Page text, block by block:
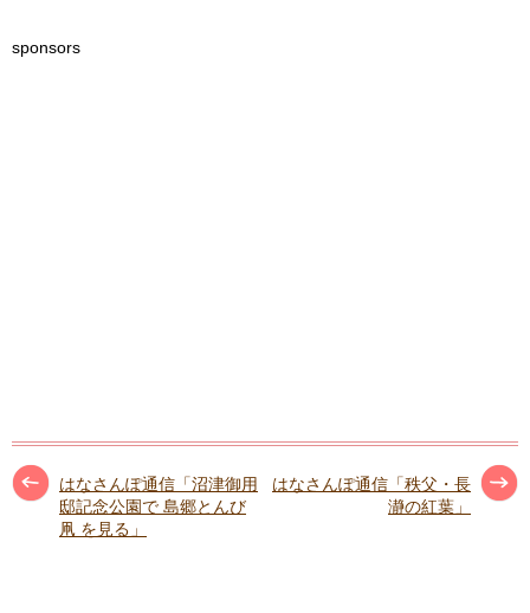
sponsors
はなさんぽ通信「沼津御用
邸記念公園で 島郷とんび
凧 を見る」
はなさんぽ通信「秩父・長
瀞の紅葉」